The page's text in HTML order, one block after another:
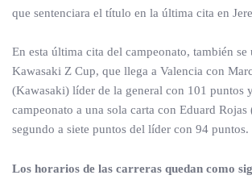
que sentenciara el título en la última cita en
En esta última cita del campeonato, también se
Kawasaki Z Cup, que llega a Valencia con
(Kawasaki) líder de la general con 101 puntos
campeonato a una sola carta con Eduard Rojas
segundo a siete puntos del líder con 94 puntos.
Los horarios de las carreras quedan como